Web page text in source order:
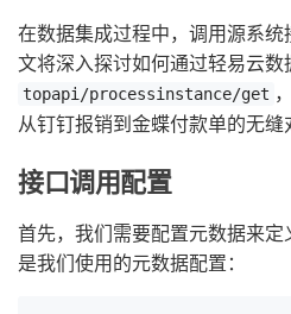
在数据集成过程中，调用源系
文将深入探讨如何通过轻易云
topapi/processinstance/get
从钉钉报销到金蝶付款单的无缝
接口调用配置
首先，我们需要配置元数据来
是我们使用的元数据配置：